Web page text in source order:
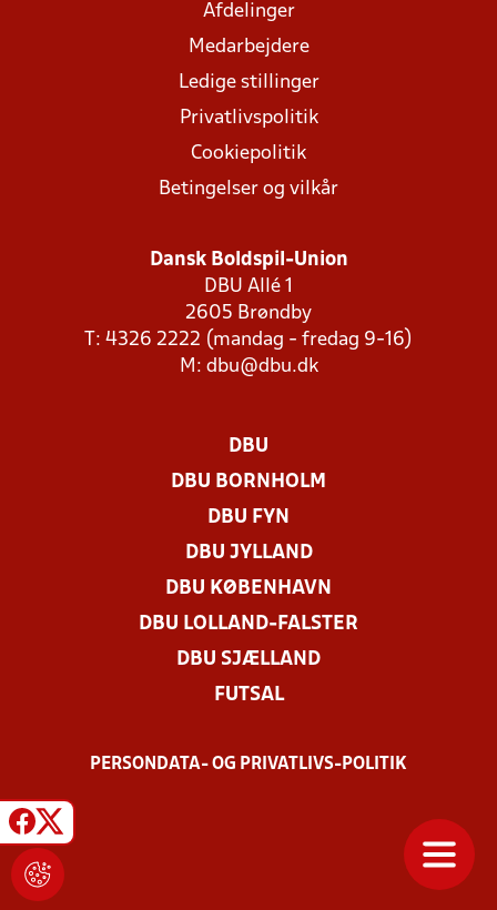
Afdelinger
Medarbejdere
Ledige stillinger
Privatlivspolitik
Cookiepolitik
Betingelser og vilkår
Dansk Boldspil-Union
DBU Allé 1
2605 Brøndby
T: 4326 2222 (mandag - fredag 9-16)
M: dbu@dbu.dk
DBU
DBU BORNHOLM
DBU FYN
DBU JYLLAND
DBU KØBENHAVN
DBU LOLLAND-FALSTER
DBU SJÆLLAND
FUTSAL
PERSONDATA- OG PRIVATLIVS-POLITIK